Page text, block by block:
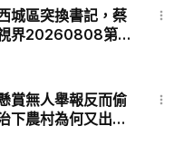
城區突換書記，蔡
界20260808第
賞無人舉報反而偷
下農村為何又出了
1248期】#中國時